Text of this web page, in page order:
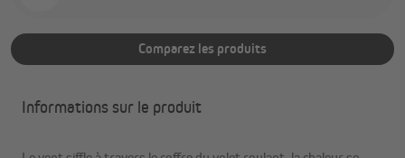
Comparez les produits
Informations sur le produit